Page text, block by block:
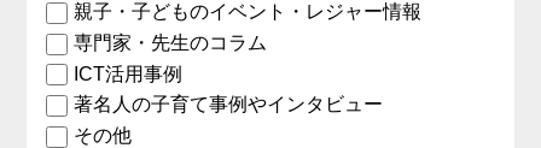
親子・子どものイベント・レジャー情報
専門家・先生のコラム
ICT活用事例
著名人の子育て事例やインタビュー
その他